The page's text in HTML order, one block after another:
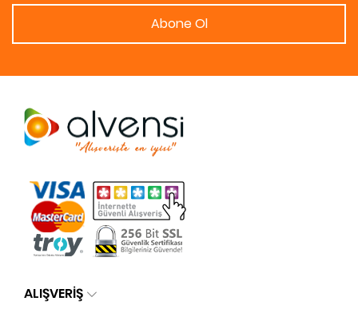
Abone Ol
ALIŞVERİŞ